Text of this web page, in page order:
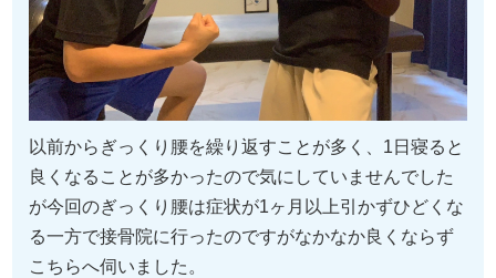
以前からぎっくり腰を繰り返すことが多く、1日寝ると
良くなることが多かったので気にしていませんでした
が今回のぎっくり腰は症状が1ヶ月以上引かずひどくな
る一方で接骨院に行ったのですがなかなか良くならず
こちらへ伺いました。